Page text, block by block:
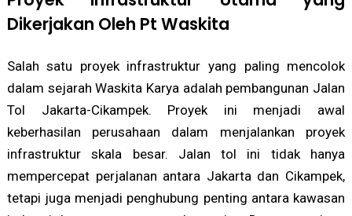
Dikerjakan Oleh Pt Waskita
Salah satu proyek infrastruktur yang paling mencolok
dalam sejarah Waskita Karya adalah pembangunan Jalan
Tol Jakarta-Cikampek. Proyek ini menjadi awal
keberhasilan perusahaan dalam menjalankan proyek
infrastruktur skala besar. Jalan tol ini tidak hanya
mempercepat perjalanan antara Jakarta dan Cikampek,
tetapi juga menjadi penghubung penting antara kawasan